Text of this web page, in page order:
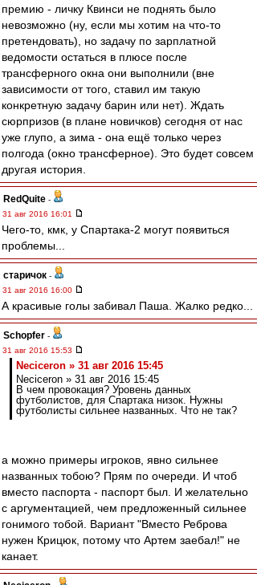
премию - личку Квинси не поднять было
невозможно (ну, если мы хотим на что-то
претендовать), но задачу по зарплатной
ведомости остаться в плюсе после
трансферного окна они выполнили (вне
зависимости от того, ставил им такую
конкретную задачу барин или нет). Ждать
сюрпризов (в плане новичков) сегодня от нас
уже глупо, а зима - она ещё только через
полгода (окно трансферное). Это будет совсем
другая история.
RedQuite -
31 авг 2016 16:01
Чего-то, кмк, у Спартака-2 могут появиться
проблемы...
старичок -
31 авг 2016 16:00
А красивые голы забивал Паша. Жалко редко...
Schopfer -
31 авг 2016 15:53
Neciceron » 31 авг 2016 15:45
Neciceron » 31 авг 2016 15:45
В чем провокация? Уровень данных
футболистов, для Спартака низок. Нужны
футболисты сильнее названных. Что не так?
а можно примеры игроков, явно сильнее
названных тобою? Прям по очереди. И чтоб
вместо паспорта - паспорт был. И желательно
с аргументацией, чем предложенный сильнее
гонимого тобой. Вариант "Вместо Реброва
нужен Крицюк, потому что Артем заебал!" не
канает.